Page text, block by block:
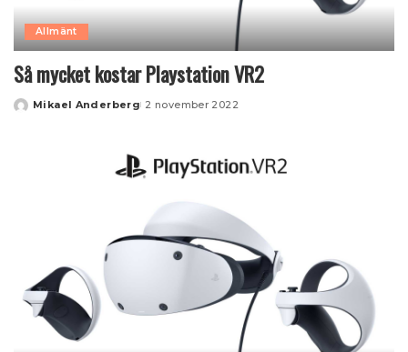
Allmänt
Så mycket kostar Playstation VR2
Posted
Mikael Anderberg 2 november 2022